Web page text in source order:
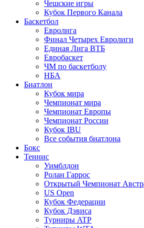
Чешские игры
Кубок Первого Канала
Баскетбол
Евролига
Финал Четырех Евролиги
Единая Лига ВТБ
Евробаскет
ЧМ по баскетболу
НБА
Биатлон
Кубок мира
Чемпионат мира
Чемпионат Европы
Чемпионат России
Кубок IBU
Все события биатлона
Бокс
Теннис
Уимблдон
Ролан Гаррос
Открытый Чемпионат
US Open
Кубок Федерации
Кубок Дэвиса
Турниры ATP